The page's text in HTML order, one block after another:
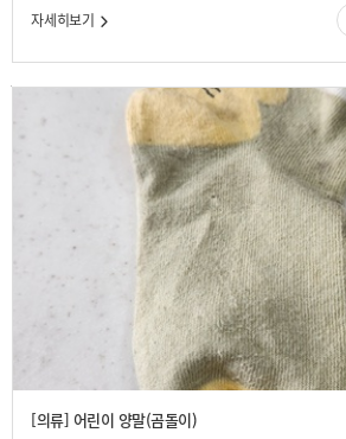
자세히보기
[의류] 어린이 양말(곰돌이)